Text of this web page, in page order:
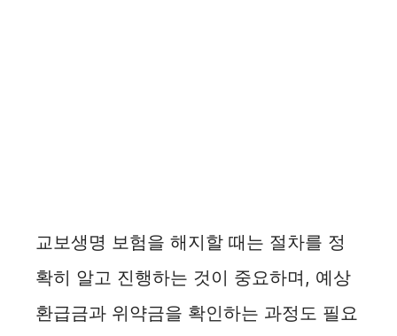
교보생명 보험을 해지할 때는 절차를 정
확히 알고 진행하는 것이 중요하며, 예상
환급금과 위약금을 확인하는 과정도 필요